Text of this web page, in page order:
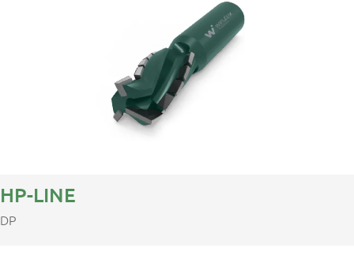
HP-LINE
DP